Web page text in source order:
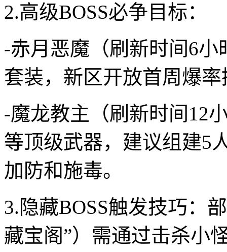
2.高级BOSS必争目标：
-赤月恶魔（刷新时间6
套装，新区开放首周爆率
-魔龙教主（刷新时间12
等顶级武器，建议组建5
加防和施毒。
3.隐藏BOSS触发技巧：
藏宝阁”）需通过击杀小